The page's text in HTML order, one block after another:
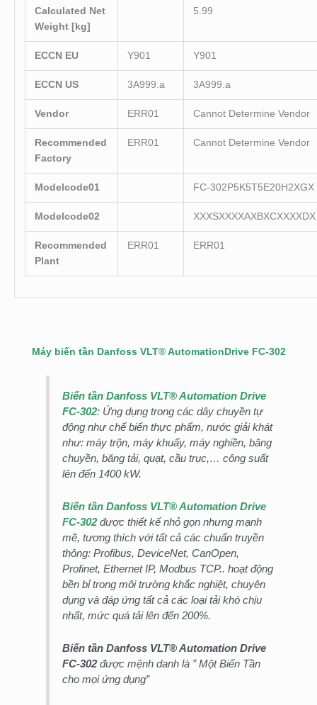
Calculated Net
Weight [kg]
5.99
ECCN EU Y901 Y901
ECCN US 3A999.a 3A999.a
Vendor ERR01 Cannot Determine Vendor
Recommended
Factory
ERR01 Cannot Determine Vendor
Modelcode01 FC-302P5K5T5E20H2XGX
Modelcode02 XXXSXXXXAXBXCXXXXDX
Recommended
Plant
ERR01 ERR01
Máy biến tần Danfoss VLT® AutomationDrive FC-302
Biến tần Danfoss VLT® Automation Drive
FC-302: Ứng dụng trong các dây chuyền tự
động như chế biến thực phẩm, nước giải khát
như: máy trộn, máy khuấy, máy nghiền, băng
chuyền, băng tải, quạt, cầu trục,… công suất
lên đến 1400 kW.
Biến tần Danfoss VLT® Automation Drive
FC-302được thiết kế nhỏ gọn nhưng mạnh
mẽ, tương thích với tất cả các chuẩn truyền
thông: Profibus, DeviceNet, CanOpen,
Profinet, Ethernet IP, Modbus TCP.. hoạt động
bền bỉ trong môi trường khắc nghiệt, chuyên
dụng và đáp ứng tất cả các loại tải khó chịu
nhất, mức quá tải lên đến 200%.
Biến tần Danfoss VLT® Automation Drive
FC-302được mệnh danh là ” Một Biến Tần
cho mọi ứng dụng”